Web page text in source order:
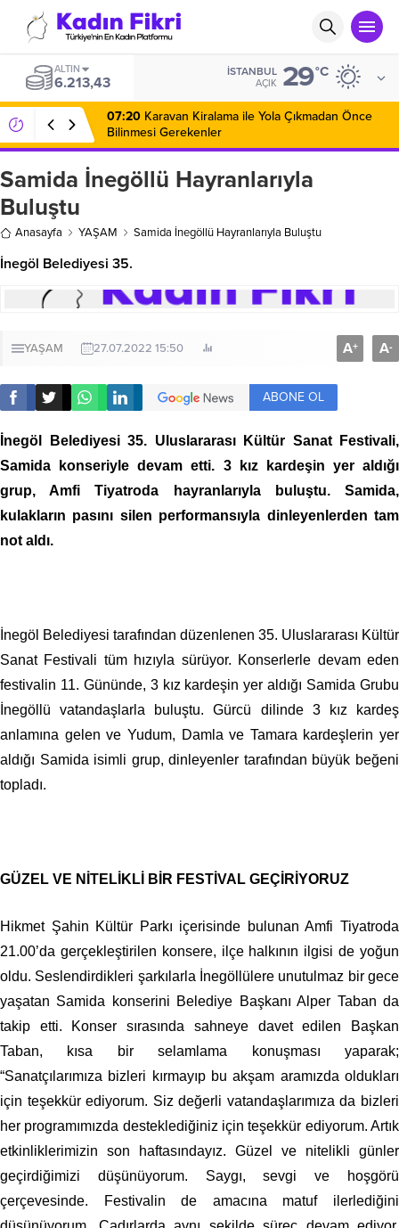
ALTIN
6.213,43
İSTANBUL
AÇIK 29°C
07:20 Karavan Kiralama ile Yola Çıkmadan Önce
Bilinmesi Gerekenler
Samida İnegöllü Hayranlarıyla
Buluştu
Anasayfa YAŞAM Samida İnegöllü Hayranlarıyla Buluştu
İnegöl Belediyesi 35.
YAŞAM 27.07.2022 15:50 A+ A-
ABONE OL
İnegöl Belediyesi 35. Uluslararası Kültür Sanat Festivali,
Samida konseriyle devam etti. 3 kız kardeşin yer aldığı
grup, Amfi Tiyatroda hayranlarıyla buluştu. Samida,
kulakların pasını silen performansıyla dinleyenlerden tam
not aldı.
İnegöl Belediyesi tarafından düzenlenen 35. Uluslararası Kültür
Sanat Festivali tüm hızıyla sürüyor. Konserlerle devam eden
festivalin 11. Gününde, 3 kız kardeşin yer aldığı Samida Grubu
İnegöllü vatandaşlarla buluştu. Gürcü dilinde 3 kız kardeş
anlamına gelen ve Yudum, Damla ve Tamara kardeşlerin yer
aldığı Samida isimli grup, dinleyenler tarafından büyük beğeni
topladı.
GÜZEL VE NİTELİKLİ BİR FESTİVAL GEÇİRİYORUZ
Hikmet Şahin Kültür Parkı içerisinde bulunan Amfi Tiyatroda
21.00’da gerçekleştirilen konsere, ilçe halkının ilgisi de yoğun
oldu. Seslendirdikleri şarkılarla İnegöllülere unutulmaz bir gece
yaşatan Samida konserini Belediye Başkanı Alper Taban da
takip etti. Konser sırasında sahneye davet edilen Başkan
Taban, kısa bir selamlama konuşması yaparak;
“Sanatçılarımıza bizleri kırmayıp bu akşam aramızda oldukları
için teşekkür ediyorum. Siz değerli vatandaşlarımıza da bizleri
her programımızda desteklediğiniz için teşekkür ediyorum. Artık
etkinliklerimizin son haftasındayız. Güzel ve nitelikli günler
geçirdiğimizi düşünüyorum. Saygı, sevgi ve hoşgörü
çerçevesinde. Festivalin de amacına matuf ilerlediğini